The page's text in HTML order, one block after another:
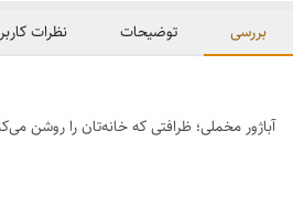
بررسی توضیحات نظرات
آباژور مخملی؛ ظرافتی که خانه‌تان را روشن